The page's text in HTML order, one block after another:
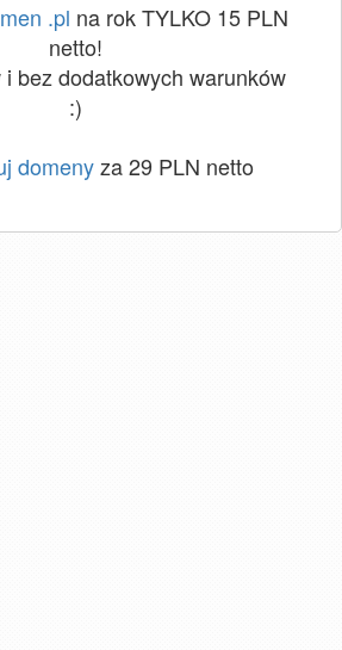
.pl na rok TYLKO 15 PLN
netto!
bez dodatkowych warunków
:)
domenyza 29 PLN netto